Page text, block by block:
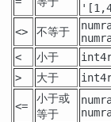
<> 不等于
<
小于
>
大于
<=
小于或
等于